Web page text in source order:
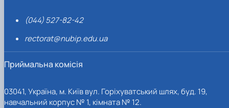
(044) 527-82-42
rectorat@nubip.edu.ua
Приймальна комісія
03041, Україна, м. Київ вул. Горіхуватський шлях, буд. 19,
навчальний корпус № 1, кімната № 12.